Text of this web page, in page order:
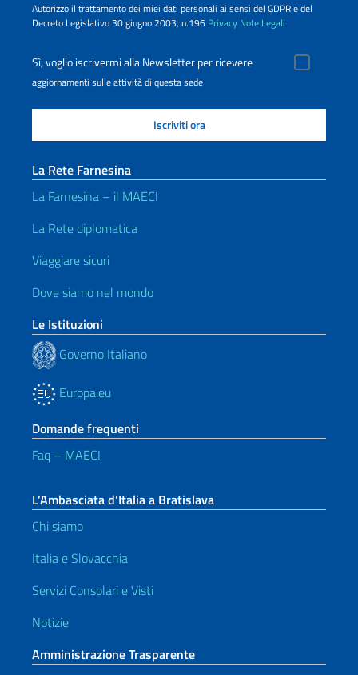
Autorizzo il trattamento dei miei dati personali ai sensi del GDPR e del
Decreto Legislativo 30 giugno 2003, n.196 Privacy Note Legali
Sì, voglio iscrivermi alla Newsletter per ricevere
aggiornamenti sulle attività di questa sede
La Rete Farnesina
La Farnesina – il MAECI
La Rete diplomatica
Viaggiare sicuri
Dove siamo nel mondo
Le Istituzioni
Governo Italiano
Europa.eu
Domande frequenti
Faq – MAECI
L’Ambasciata d’Italia a Bratislava
Chi siamo
Italia e Slovacchia
Servizi Consolari e Visti
Notizie
Amministrazione Trasparente